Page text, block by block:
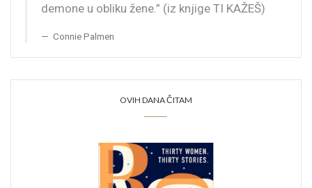
demone u obliku žene.” (iz knjige TI KAŽEŠ)
Connie Palmen
OVIH DANA ČITAM